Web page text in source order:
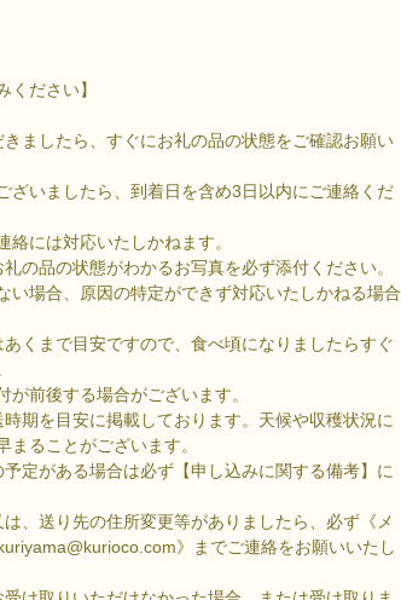
ください】
ましたら、すぐにお礼の品の状態をご確認お願い
ざいましたら、到着日を含め3日以内にご連絡くだ
には対応いたしかねます。
の品の状態がわかるお写真を必ず添付ください。
い場合、原因の特定ができず対応いたしかねる場合
くまで目安ですので、食べ頃になりましたらすぐ
が前後する場合がございます。
期を目安に掲載しております。天候や収穫状況に
まることがございます。
定がある場合は必ず【申し込みに関する備考】に
、送り先の住所変更等がありましたら、必ず《メ
》までご連絡をお願いいたし